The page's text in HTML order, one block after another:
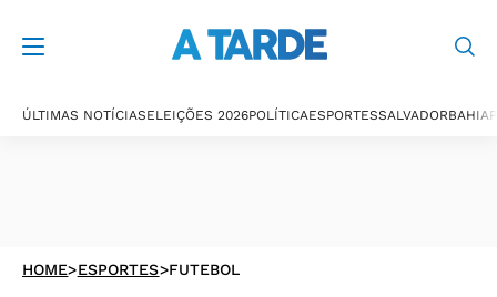
ÚLTIMAS NOTÍCIASELEIÇÕES 2026POLÍTICAESPORTESSALVADORBAHIA
HOME>ESPORTES>FUTEBOL